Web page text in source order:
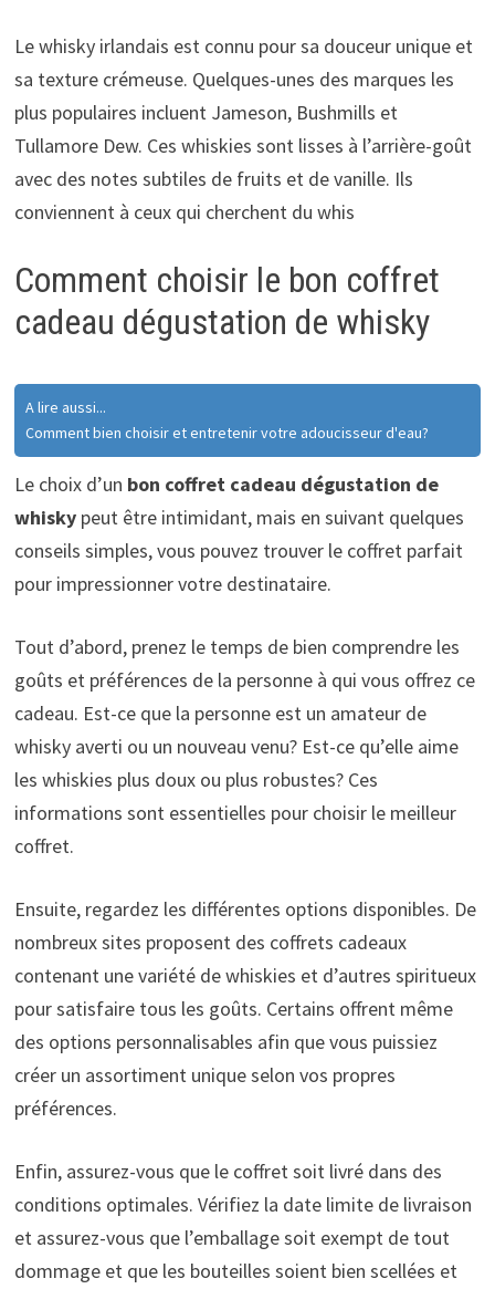
Le whisky irlandais est connu pour sa douceur unique et
sa texture crémeuse. Quelques-unes des marques les
plus populaires incluent Jameson, Bushmills et
Tullamore Dew. Ces whiskies sont lisses à l’arrière-goût
avec des notes subtiles de fruits et de vanille. Ils
conviennent à ceux qui cherchent du whis
Comment choisir le bon coffret
cadeau dégustation de whisky
A lire aussi...
Comment bien choisir et entretenir votre adoucisseur d'eau?
Le choix d’un bon coffret cadeau dégustation de
whiskypeut être intimidant, mais en suivant quelques
conseils simples, vous pouvez trouver le coffret parfait
pour impressionner votre destinataire.
Tout d’abord, prenez le temps de bien comprendre les
goûts et préférences de la personne à qui vous offrez ce
cadeau. Est-ce que la personne est un amateur de
whisky averti ou un nouveau venu? Est-ce qu’elle aime
les whiskies plus doux ou plus robustes? Ces
informations sont essentielles pour choisir le meilleur
coffret.
Ensuite, regardez les différentes options disponibles. De
nombreux sites proposent des coffrets cadeaux
contenant une variété de whiskies et d’autres spiritueux
pour satisfaire tous les goûts. Certains offrent même
des options personnalisables afin que vous puissiez
créer un assortiment unique selon vos propres
préférences.
Enfin, assurez-vous que le coffret soit livré dans des
conditions optimales. Vérifiez la date limite de livraison
et assurez-vous que l’emballage soit exempt de tout
dommage et que les bouteilles soient bien scellées et